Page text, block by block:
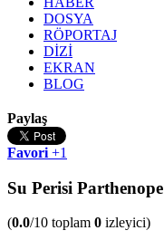
DOSYA
RÖPORTAJ
DİZİ
EKRAN
BLOG
Paylaş
Favori +1
Su Perisi Parthenope
(0.0/10 toplam 0 izleyici)